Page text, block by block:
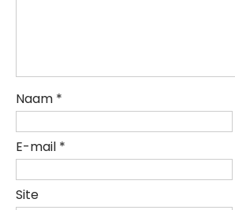
Naam *
E-mail *
Site